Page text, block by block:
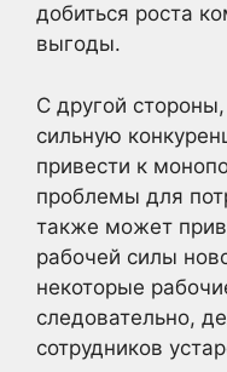
добиться роста
выгоды.
С другой
сильную
привести к
проблемы для
также может
рабочей силы
некоторые
следовательно,
сотрудников